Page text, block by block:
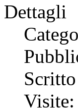
Dettagli
Visite: